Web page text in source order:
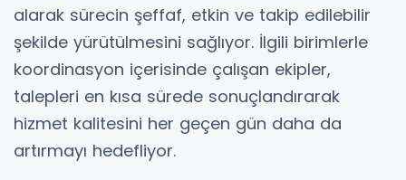
alarak sürecin şeffaf, etkin ve takip edilebilir
şekilde yürütülmesini sağlıyor. İlgili birimlerle
koordinasyon içerisinde çalışan ekipler,
talepleri en kısa sürede sonuçlandırarak
hizmet kalitesini her geçen gün daha da
artırmayı hedefliyor.